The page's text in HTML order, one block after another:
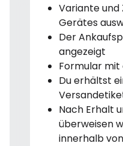
Variante und
Gerätes
Der
angezeigt
Formular mit
Du erhältst
Nach Erhalt
überweisen
innerhalb